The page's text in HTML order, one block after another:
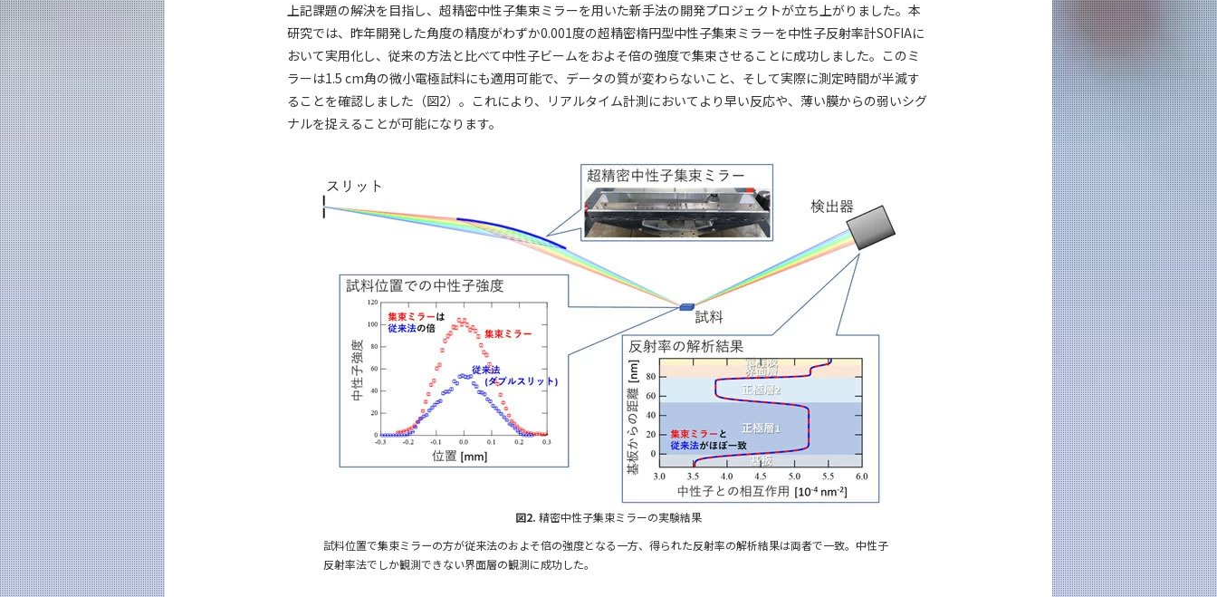
上記課題の解決を目指し、超精密中性子集束ミラーを用いた新手法の開発プロジェクトが立ち上がりました。本
研究では、昨年開発した角度の精度がわずか0.001度の超精密楕円型中性子集束ミラーを中性子反射率計SOFIAに
おいて実用化し、従来の方法と比べて中性子ビームをおよそ倍の強度で集束させることに成功しました。このミ
ラーは1.5 cm角の微小電極試料にも適用可能で、データの質が変わらないこと、そして実際に測定時間が半減す
ることを確認しました（図2）。これにより、リアルタイム計測においてより早い反応や、薄い膜からの弱いシグ
ナルを捉えることが可能になります。
図2. 精密中性子集束ミラーの実験結果
試料位置で集束ミラーの方が従来法のおよそ倍の強度となる一方、得られた反射率の解析結果は両者で一致。中性子
反射率法でしか観測できない界面層の観測に成功した。